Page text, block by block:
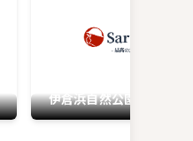
伊倉浜自然公園